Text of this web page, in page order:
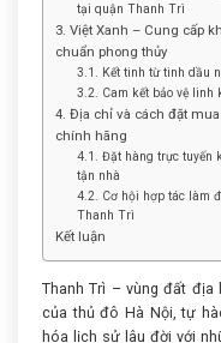
tại quận Thanh Trì
3. Việt Xanh – Cung cấp
chuẩn phong thủy
3.1. Kết tinh từ tinh dầu
3.2. Cam kết bảo vệ
4. Địa chỉ và cách đặt
chính hãng
4.1. Đặt hàng trực tuyến
tận nhà
4.2. Cơ hội hợp tác làm
Thanh Trì
Kết luận
Thanh Trì – vùng đất
của thủ đô Hà Nội, tự
hóa lịch sử lâu đời với